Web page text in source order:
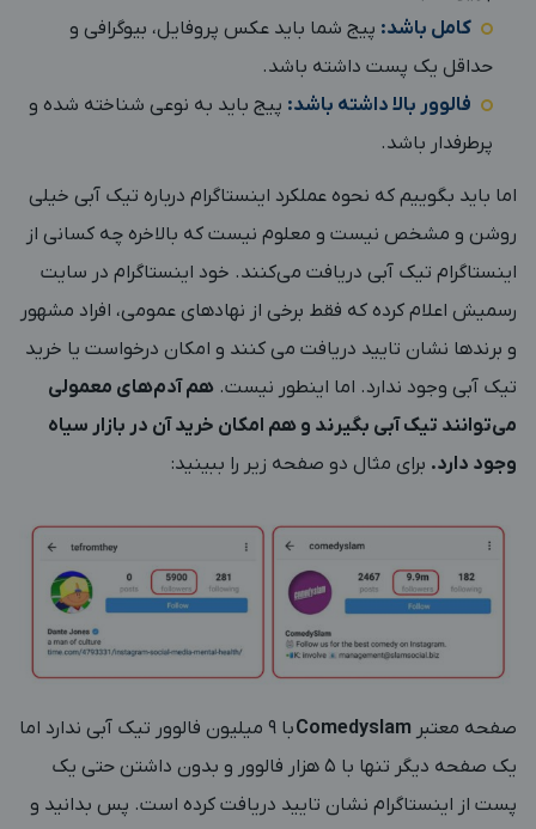
کامل باشد: پیج شما باید عکس پروفایل، بیوگرافی و
حداقل یک پست داشته باشد.
فالوور بالا داشته باشد: پیج باید به نوعی شناخته شده و
پرطرفدار باشد.
اما باید بگوییم که نحوه عملکرد اینستاگرام درباره تیک آبی خیلی
روشن و مشخص نیست و معلوم نیست که بالاخره چه کسانی از
اینستاگرام تیک آبی دریافت می‌کنند. خود اینستاگرام در سایت
رسمیش اعلام کرده که فقط برخی از نهادهای عمومی، افراد مشهور
و برندها نشان تایید دریافت می کنند و امکان درخواست یا خرید
تیک آبی وجود ندارد. اما اینطور نیست. هم آدم‌های معمولی
می‌توانند تیک آبی بگیرند و هم امکان خرید آن در بازار سیاه
وجود دارد. برای مثال دو صفحه زیر را ببینید:
صفحه معتبر Comedyslam
با 9 میلیون فالوور تیک آبی ندارد اما
یک صفحه دیگر تنها با 5 هزار فالوور و بدون داشتن حتی یک
پست از اینستاگرام نشان تایید دریافت کرده است. پس بدانید و